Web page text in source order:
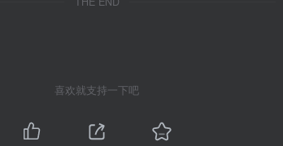
喜欢就支持一下吧